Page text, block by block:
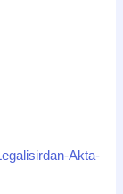
Akta-